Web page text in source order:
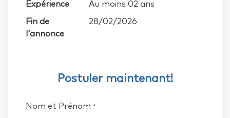
Expérience Au moins 02 ans
Fin de
l'annonce
28/02/2026
Postuler maintenant!
Nom et Prénom *